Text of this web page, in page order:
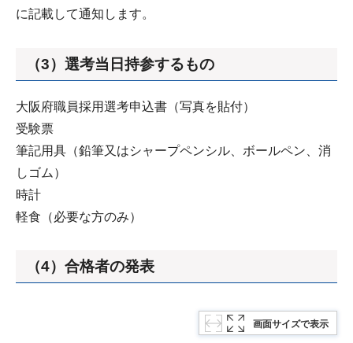
に記載して通知します。
（3）選考当日持参するもの
大阪府職員採用選考申込書（写真を貼付）
受験票
筆記用具（鉛筆又はシャープペンシル、ボールペン、消
しゴム）
時計
軽食（必要な方のみ）
（4）合格者の発表
画面サイズで表示